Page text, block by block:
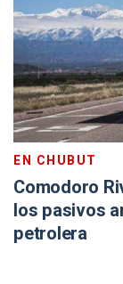
EN CHUBUT
Comodoro
los pasivos
petrolera